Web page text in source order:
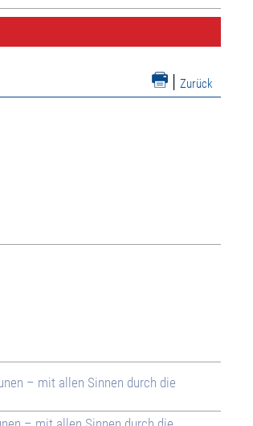
| Zurück
– mit allen Sinnen durch die